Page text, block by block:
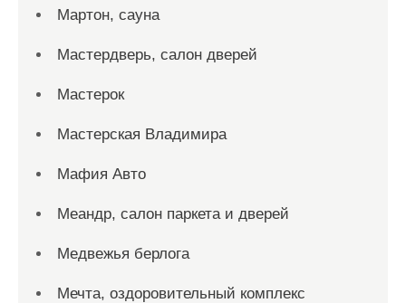
Мартон, сауна
Мастердверь, салон дверей
Мастерок
Мастерская Владимира
Мафия Авто
Меандр, салон паркета и дверей
Медвежья берлога
Мечта, оздоровительный комплекс